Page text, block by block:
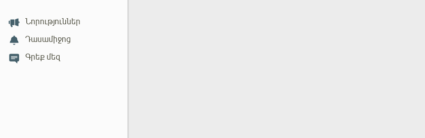
Նորություններ
Դասամիջոց
Գրեք մեզ